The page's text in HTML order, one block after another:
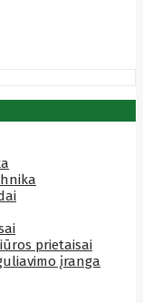
prietaisai
įranga